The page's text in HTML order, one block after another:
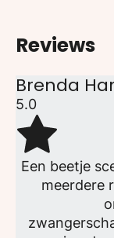
Reviews
Brenda
5.0
Een beetje
meerdere